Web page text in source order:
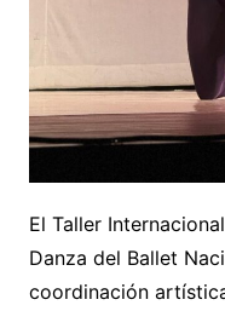
El Taller
Danza del Ballet
coordinación